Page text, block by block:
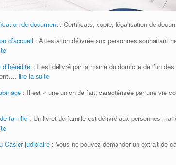
de document : Certificats, copie, légalisation de
d’accueil : Attestation délivrée aux personnes souhaitant
: Il est délivré par la mairie du domicile de l’un
lire la suite
: Il est « une union de fait, caractérisée par une vie
famille : Un livret de famille est délivré aux personnes
Casier judiciaire : Vous ne pouvez demander un extrait de